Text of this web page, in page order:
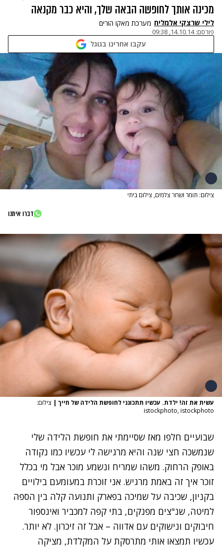
מכינה אותך לחופשה הבאה שלך, והיא כבר מקנאה
לילי שרצקי אלמליח מערכת מאקו הורים
פורסם:14.10.14, 09:38
עקבו אחרינו בגוגל
צילום: תומר ושחר צלמים, צילום ביתי
דברו איתנו
עשית את זה! ילדת. עכשיו תתכונני לחופשת הלידה של חייך | צילום:
istockphoto, istockphoto
שבועיים חלפו מאז שסיימתי את חופשת הלידה שלי
שנמשכה חצי שנה והיא מרגישה לי עכשיו כמו נקודה
באופק הרחוק. משהו שמריח ונשמע מוכר אבל מי בכלל
זוכר איך זה באמת מרגיש. אני זוכרת במעומעם בילויים
בקניון, שכיבה על שמיכה בפארק ותנועה קלה בין הספה
למיטה, שנ"צים מפנקים, בתי קפה למכביר ואינספור
חיבוקים ונישוקים עם אדווה – אבל זה זיכרון. לא יותר.
עכשיו תמצאו אותי מתרסקת על המקלדת, מציקה